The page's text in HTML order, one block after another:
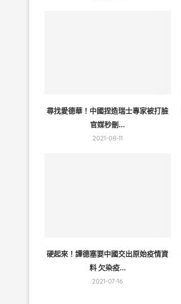
尋找愛德華！中國捏造瑞士專家被打臉
官媒秒刪...
2021-08-11
硬起來！譚德塞要中國交出原始疫情資
料 欠染疫...
2021-07-16